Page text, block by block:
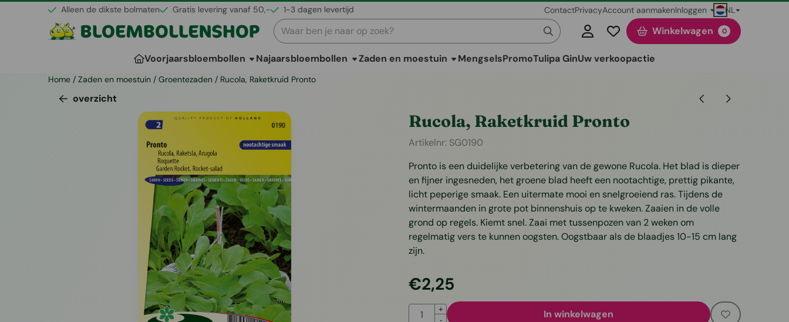
Cookievoorkeuren zijn momenteel gesloten.
Alleen de dikste bolmaten Gratis levering vanaf 50,- 1-3 dagen levertijd ContactPrivacyAccount aanmakenInloggen NL
Zoeken Winkelwagen 0
Voorjaarsbloembollen Najaarsbloembollen Zaden en moestuin MengselsPromoTulipa GinUw verkoopactie
Home / Zaden en moestuin / Groentezaden / Rucola, Raketkruid Pronto
overzicht
Rucola, Raketkruid Pronto
Artikelnr: SG0190
Pronto is een duidelijke verbetering van de gewone Rucola. Het blad is dieper
en fijner ingesneden, het groene blad heeft een nootachtige, prettig pikante,
licht peperige smaak. Een uitermate mooi en snelgroeiend ras. Tijdens de
wintermaanden in grote pot binnenshuis op te kweken. Zaaien in de volle
grond op regels. Kiemt snel. Zaai met tussenpozen van 2 weken om
regelmatig vers te kunnen oogsten. Oogstbaar als de blaadjes 10-15 cm lang
zijn.
€2,25
Aantal
+
-
In winkelwagen